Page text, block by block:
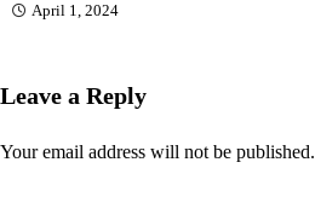
April 1, 2024
Leave a Reply
Your email address will not be published.